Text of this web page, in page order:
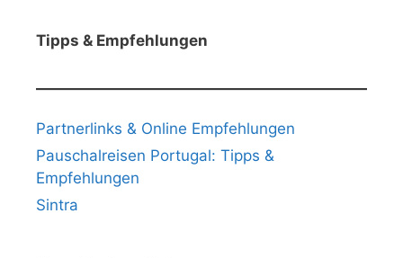
Tipps & Empfehlungen
Partnerlinks & Online Empfehlungen
Pauschalreisen Portugal: Tipps &
Empfehlungen
Sintra